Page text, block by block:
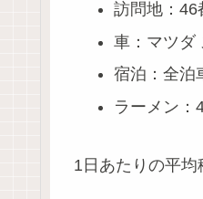
訪問地：46
車：マツダ
宿泊：全泊
ラーメン：
1日あたりの平均